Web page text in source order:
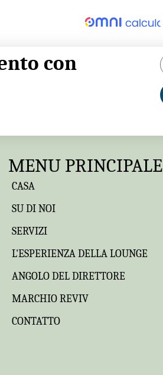
con
MENU PRINCIPALE
CASA
SU DI NOI
SERVIZI
L'ESPERIENZA DELLA LOUNGE
ANGOLO DEL DIRETTORE
MARCHIO REVIV
CONTATTO